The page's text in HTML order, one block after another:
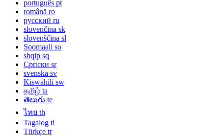
português pt
română ro
русский ru
slovenčina sk
slovenščina sl
Soomaali so
shqip sq
Српски sr
svenska sv
Kiswahili sw
தமிழ் ta
తెలుగు te
ไทย th
Tagalog tl
Türkçe tr